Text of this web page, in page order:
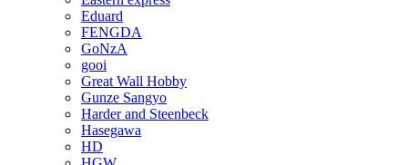
Eduard
FENGDA
GoNzA
gooi
Great Wall Hobby
Gunze Sangyo
Harder and Steenbeck
Hasegawa
HD